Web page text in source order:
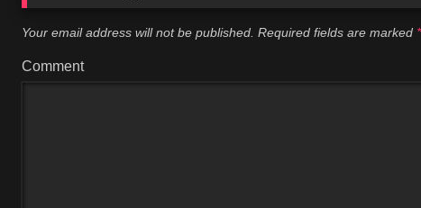
Your email address will not be published. Required fields are marked *
Comment